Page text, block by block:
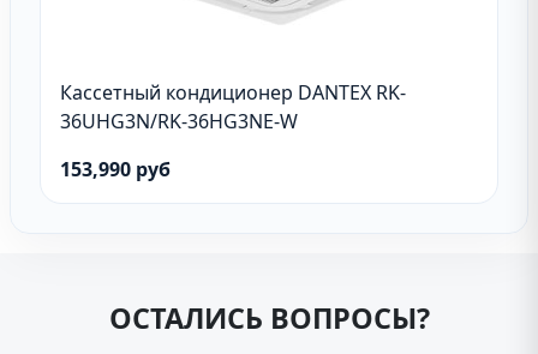
Кассетный кондиционер DANTEX RK-
36UHG3N/RK-36HG3NE-W
153,990 руб
ОСТАЛИСЬ ВОПРОСЫ?